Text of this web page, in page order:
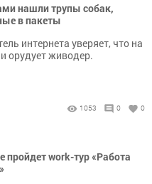
нашли трупы собак,
в пакеты
интернета уверяет, что на
орудует живодер.
1053 0 0
пройдет work-тур «Работа